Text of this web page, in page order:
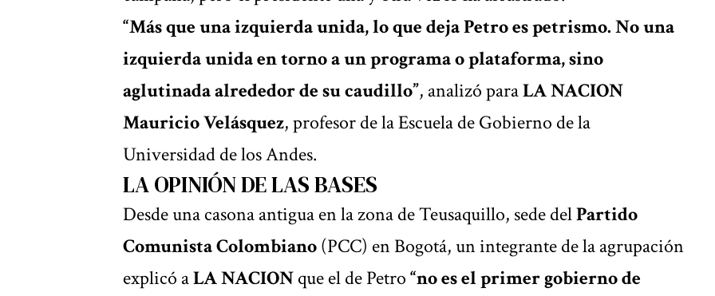
“Más que una izquierda unida, lo que deja Petro es petrismo. No una
izquierda unida en torno a un programa o plataforma, sino
aglutinada alrededor de su caudillo”, analizó paraLA NACION
Mauricio Velásquez, profesor de la Escuela de Gobierno de la
Universidad de los Andes.
LA OPINIÓN DE LAS BASES
Desde una casona antigua en la zona de Teusaquillo, sede delPartido
Comunista Colombiano(PCC) en Bogotá, un integrante de la agrupación
explicó aLA NACIONque el de Petro“no es el primer gobierno de